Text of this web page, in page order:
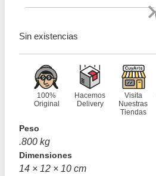
Sin existencias
100%
Original
Hacemos
Delivery
Visita
Nuestras
Tiendas
Peso
.800 kg
Dimensiones
14 × 12 × 10 cm